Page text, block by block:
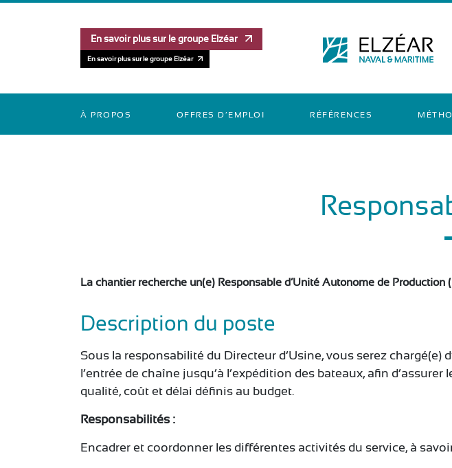
En savoir plus sur le groupe Elzéar
En savoir plus sur le groupe Elzéar
À PROPOS OFFRES D’EMPLOI RÉFÉRENCES
La chantier recherche un(e) Responsable d’Unité Autonome de
Description du poste
Sous la responsabilité du Directeur d’Usine, vous serez chargé(e)
l’entrée de chaîne jusqu’à l’expédition des bateaux, afin
qualité, coût et délai définis au budget.
Responsabilités :
Encadrer et coordonner les différentes activités du service, à